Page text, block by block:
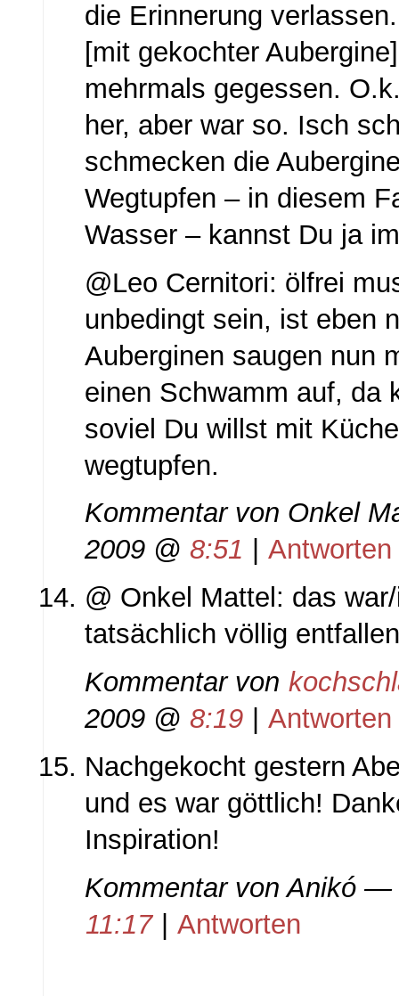
die Erinnerung
[mit gekochter
mehrmals gegessen.
her, aber war so. Isch
schmecken die
Wegtupfen – in diesem
Wasser – kannst Du ja
@Leo Cernitori: ölfrei
unbedingt sein, ist eben
Auberginen saugen nun
einen Schwamm auf, da
soviel Du willst mit
wegtupfen.
Kommentar von Onkel
2009 @ 8:51
Antworten
@ Onkel Mattel: das
tatsächlich völlig
Kommentar von
2009 @ 8:19
Antworten
Nachgekocht gestern
und es war göttlich!
Inspiration!
Kommentar vonAnikó —
11:17 | Antworten